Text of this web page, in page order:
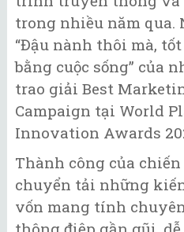
trong nhiều năm qua.
“Đậu nành thôi mà,
bằng cuộc sống” của
trao giải Best
Campaign tại World
Innovation Awards
Thành công của
chuyển tải những
vốn mang tính